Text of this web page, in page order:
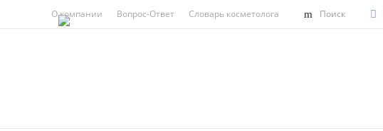
О компании Вопрос-Ответ Словарь косметолога Поиск